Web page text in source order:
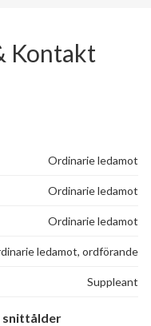
Kontakt
Ordinarie ledamot
Ordinarie ledamot
Ordinarie ledamot
ledamot, ordförande
Suppleant
snittålder